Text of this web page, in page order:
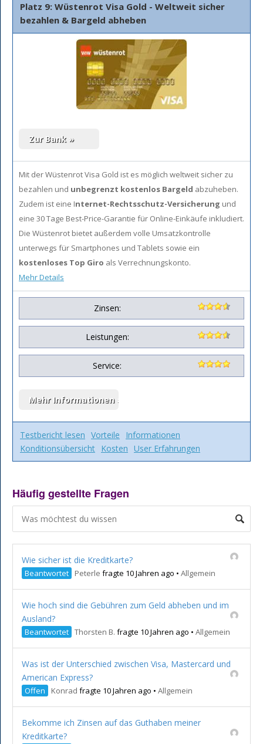
Platz 9: Wüstenrot Visa Gold - Weltweit sicher
bezahlen & Bargeld abheben
Mit der Wüstenrot Visa Gold ist es möglich weltweit sicher zu
bezahlen und unbegrenzt kostenlos Bargeld abzuheben.
Zudem ist eine Internet-Rechtsschutz-Versicherung und
eine 30 Tage Best-Price-Garantie für Online-Einkäufe inkludiert.
Die Wüstenrot bietet außerdem volle Umsatzkontrolle
unterwegs für Smartphones und Tablets sowie ein
kostenloses Top Giro als Verrechnungskonto.
Mehr Details
Zinsen:
Leistungen:
Service:
Testbericht lesen Vorteile
Informationen
Konditionsübersicht Kosten User Erfahrungen
Häufig gestellte Fragen
Wie sicher ist die Kreditkarte?
Beantwortet Peterle fragte 10 Jahren ago • Allgemein
Wie hoch sind die Gebühren zum Geld abheben und im
Ausland?
Beantwortet Thorsten B. fragte 10 Jahren ago • Allgemein
Was ist der Unterschied zwischen Visa, Mastercard und
American Express?
Offen Konrad fragte 10 Jahren ago • Allgemein
Bekomme ich Zinsen auf das Guthaben meiner
Kreditkarte?